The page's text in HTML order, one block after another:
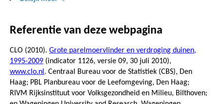
Referentie van deze webpagina
CLO (2010). Grote parelmoervlinder en verdroging duinen,
1995-2009 (indicator 1126, versie 09, 30 juli 2010),
www.clo.nl . Centraal Bureau voor de Statistiek (CBS), Den
Haag; PBL Planbureau voor de Leefomgeving, Den Haag;
RIVM Rijksinstituut voor Volksgezondheid en Milieu, Bilthoven;